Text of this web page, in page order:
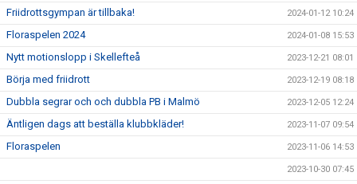
Friidrottsgympan är tillbaka! 2024-01-12 10:24
Floraspelen 2024 2024-01-08 15:53
Nytt motionslopp i Skellefteå 2023-12-21 08:01
Börja med friidrott 2023-12-19 08:18
Dubbla segrar och och dubbla PB i Malmö 2023-12-05 12:24
Äntligen dags att beställa klubbkläder! 2023-11-07 09:54
Floraspelen 2023-11-06 14:53
2023-10-30 07:45